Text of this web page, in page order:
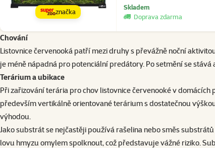
značka
Skladem
Doprava zdarma
Chování
Listovnice červenooká patří mezi druhy s převážně noční
je méně nápadná pro potenciální predátory. Po setmění se
Terárium a ubikace
Při zařizování terária pro chov listovnice červenooké v
především vertikálně orientované terárium s dostatečnou
výhodou.
Jako substrát se nejčastěji používá rašelina nebo směs
lovu hmyzu omylem spolknout, což představuje vážné riziko.